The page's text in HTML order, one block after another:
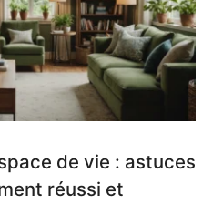
de vie : astuces
réussi et